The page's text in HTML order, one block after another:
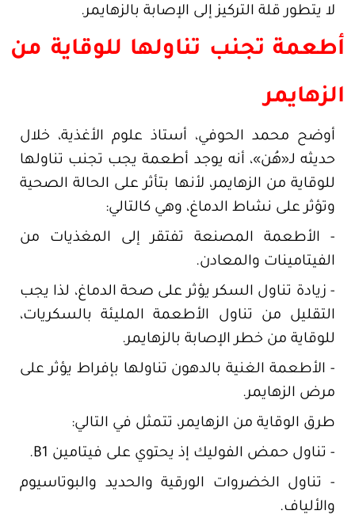
لا يتطور قلة التركيز إلى الإصابة بالزهايمر.
أطعمة تجنب تناولها للوقاية من
الزهايمر
أوضح محمد الحوفي، أستاذ علوم الأغذية، خلال
حديثه لـ«هُن»، أنه يوجد أطعمة يجب تجنب تناولها
للوقاية من الزهايمر، لأنها بتأثر على الحالة الصحية
وتؤثر على نشاط الدماغ، وهي كالتالي:
- الأطعمة المصنعة تفتقر إلى المغذيات من
الفيتامينات والمعادن.
- زيادة تناول السكر يؤثر على صحة الدماغ، لذا يجب
التقليل من تناول الأطعمة المليئة بالسكريات،
للوقاية من خطر الإصابة بالزهايمر.
- الأطعمة الغنية بالدهون تناولها بإفراط يؤثر على
مرض الزهايمر.
طرق الوقاية من الزهايمر، تتمثل في التالي:
- تناول حمض الفوليك إذ يحتوي على فيتامين B1.
- تناول الخضروات الورقية والحديد والبوتاسيوم
والألياف.